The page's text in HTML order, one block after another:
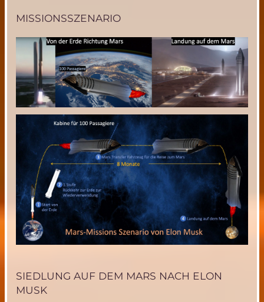
MISSIONSSZENARIO
SIEDLUNG AUF DEM MARS NACH ELON
MUSK